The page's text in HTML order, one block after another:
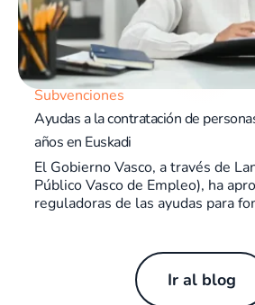
Subvenciones
Ayudas a la contratación de
años en Euskadi
El Gobierno Vasco, a través de
Público Vasco de Empleo), ha
reguladoras de las ayudas para
Ir al blog